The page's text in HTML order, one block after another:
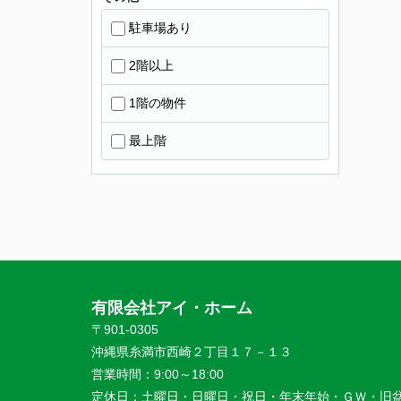
駐車場あり
2階以上
1階の物件
最上階
有限会社アイ・ホーム
〒901-0305
沖縄県糸満市西崎２丁目１７－１３
営業時間： 9:00～18:00
定休日： 土曜日・日曜日・祝日・年末年始・ＧＷ・旧